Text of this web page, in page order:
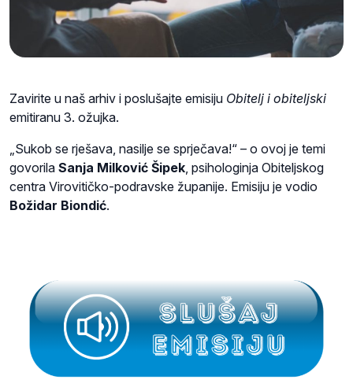
Zavirite u naš arhiv i poslušajte emisiju Obitelj i obiteljski
emitiranu 3. ožujka.
„Sukob se rješava, nasilje se sprječava!“ – o ovoj je temi
govorila Sanja Milković Šipek, psihologinja Obiteljskog
centra Virovitičko-podravske županije. Emisiju je vodio
Božidar Biondić.